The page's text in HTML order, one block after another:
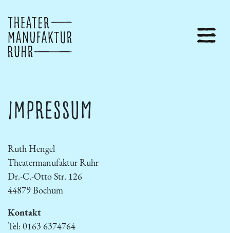
Impressum
Ruth Hengel
Theatermanufaktur Ruhr
Dr.-C.-Otto Str. 126
44879 Bochum
Kontakt
Tel: 0163 6374764